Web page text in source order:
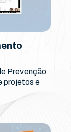
Prevenção
projetos e